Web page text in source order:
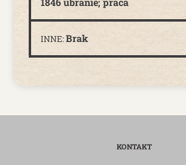
INNE:Brak
KONTAKT